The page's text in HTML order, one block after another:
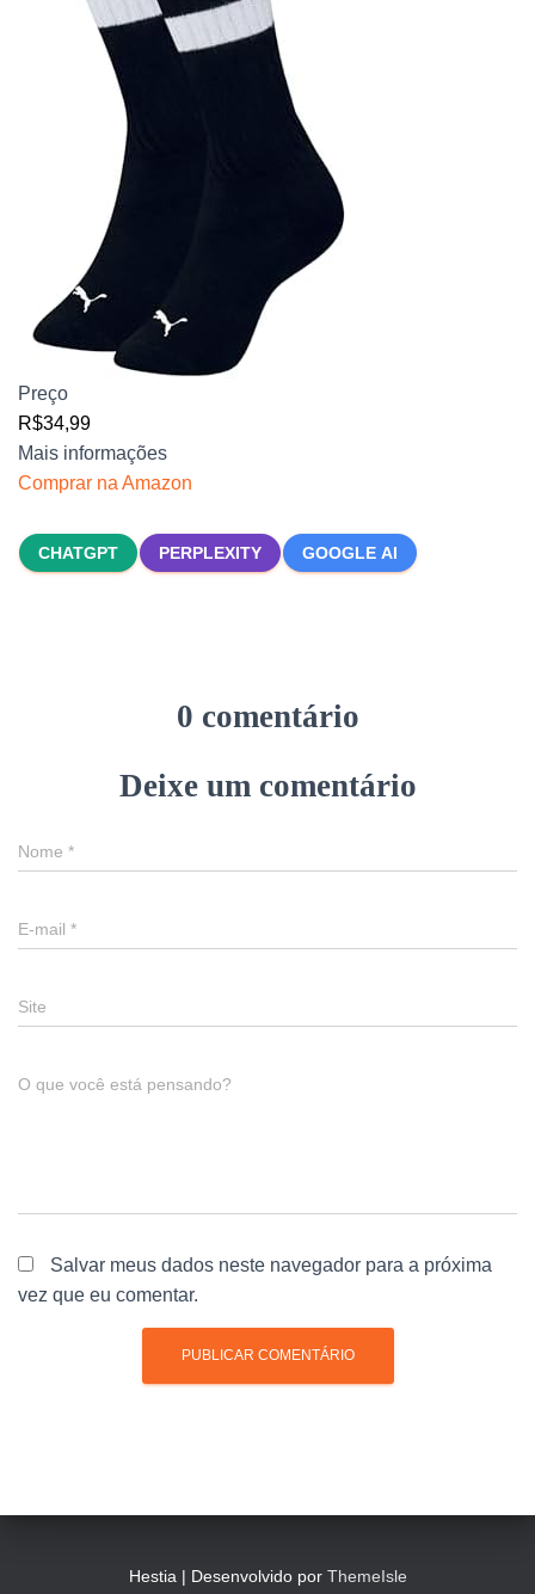
Preço
R$34,99
Mais informações
Comprar na Amazon
CHATGPT PERPLEXITY GOOGLE AI
0 comentário
Deixe um comentário
Nome *
E-mail *
Site
O que você está pensando?
Salvar meus dados neste navegador para a próxima
vez que eu comentar.
Hestia | Desenvolvido por ThemeIsle